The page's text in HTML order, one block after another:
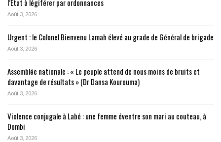
l’État à légiférer par ordonnances
Août 3, 2026
Urgent : le Colonel Bienvenu Lamah élevé au grade de Général de brigade
Août 3, 2026
Assemblée nationale : « Le peuple attend de nous moins de bruits et
davantage de résultats » (Dr Dansa Kourouma)
Août 3, 2026
Violence conjugale à Labé : une femme éventre son mari au couteau, à
Dombi
Août 3, 2026